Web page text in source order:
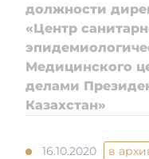
Государственные
Контакты
должности
«Центр
Медицинского
делами
Казахстан»
16.10.2020 в